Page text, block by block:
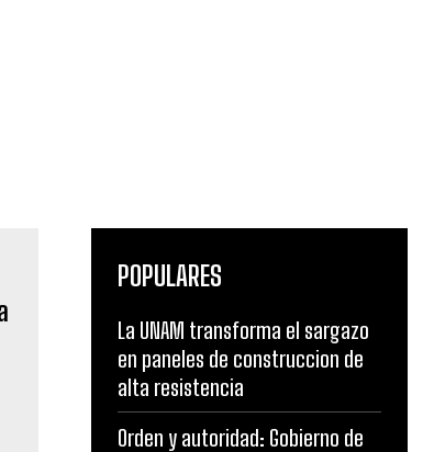
POPULARES
La UNAM transforma el sargazo
en paneles de construccion de
alta resistencia
Orden y autoridad: Gobierno de